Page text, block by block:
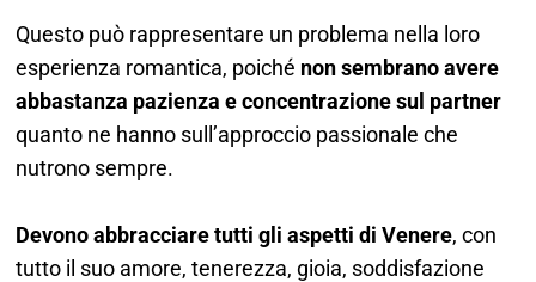
Questo può rappresentare un problema nella loro
esperienza romantica, poiché non sembrano avere
abbastanza pazienza e concentrazione sul partner
quanto ne hanno sull’approccio passionale che
nutrono sempre.
Devono abbracciare tutti gli aspetti di Venere, con
tutto il suo amore, tenerezza, gioia, soddisfazione